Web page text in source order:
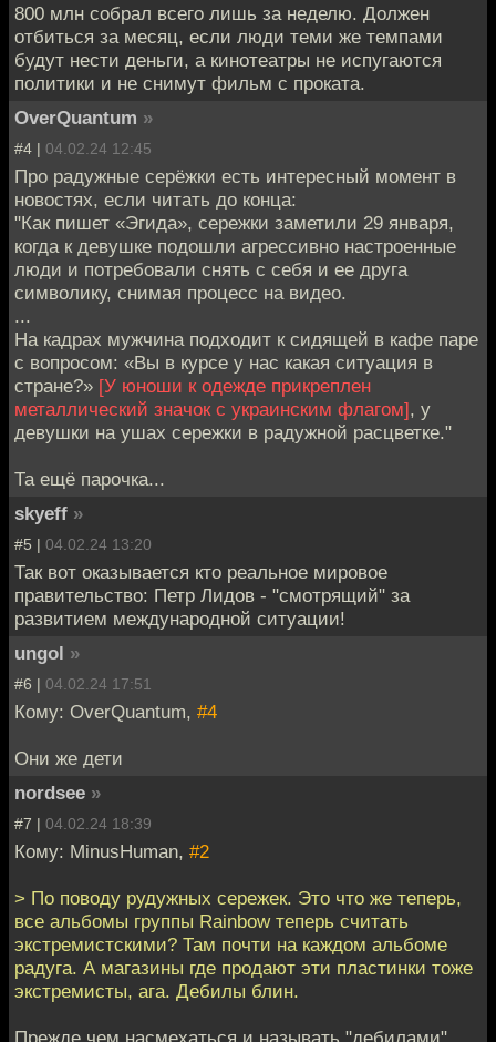
800 млн собрал всего лишь за неделю. Должен
отбиться за месяц, если люди теми же темпами
будут нести деньги, а кинотеатры не испугаются
политики и не снимут фильм с проката.
OverQuantum »
#4 | 04.02.24 12:45
Про радужные серёжки есть интересный момент в
новостях, если читать до конца:
"Как пишет «Эгида», сережки заметили 29 января,
когда к девушке подошли агрессивно настроенные
люди и потребовали снять с себя и ее друга
символику, снимая процесс на видео.
...
На кадрах мужчина подходит к сидящей в кафе паре
с вопросом: «Вы в курсе у нас какая ситуация в
стране?» [У юноши к одежде прикреплен
металлический значок с украинским флагом], у
девушки на ушах сережки в радужной расцветке."
Та ещё парочка...
skyeff »
#5 | 04.02.24 13:20
Так вот оказывается кто реальное мировое
правительство: Петр Лидов - "смотрящий" за
развитием международной ситуации!
ungol »
#6 | 04.02.24 17:51
Кому: OverQuantum, #4
Они же дети
nordsee »
#7 | 04.02.24 18:39
Кому: MinusHuman, #2
> По поводу рудужных сережек. Это что же теперь,
все альбомы группы Rainbow теперь считать
экстремистскими? Там почти на каждом альбоме
радуга. А магазины где продают эти пластинки тоже
экстремисты, ага. Дебилы блин.
Прежде чем насмехаться и называть "дебилами",